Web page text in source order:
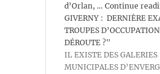
d’Orlan, … Continue
GIVERNY : DERNIÈRE
TROUPES
DÉROUTE ?"
IL EXISTE DES GALERIES
MUNICIPALES